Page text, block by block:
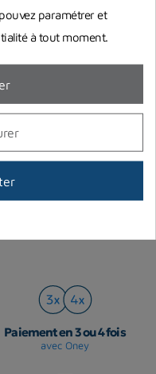
Trimix pour bloc
PLONGEE
€
Paiement en 3 ou 4 fois
avec Oney
paramétrer et
à tout moment.